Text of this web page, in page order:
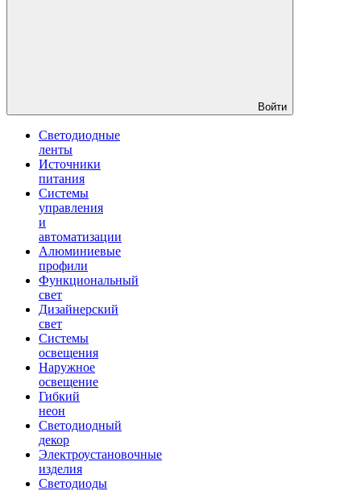
Войти
Светодиодные
ленты
Источники
питания
Системы
управления
и
автоматизации
Алюминиевые
профили
Функциональный
свет
Дизайнерский
свет
Системы
освещения
Наружное
освещение
Гибкий
неон
Светодиодный
декор
Электроустановочные
изделия
Светодиоды